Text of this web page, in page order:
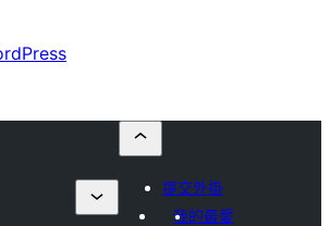
提交外掛
我的最愛